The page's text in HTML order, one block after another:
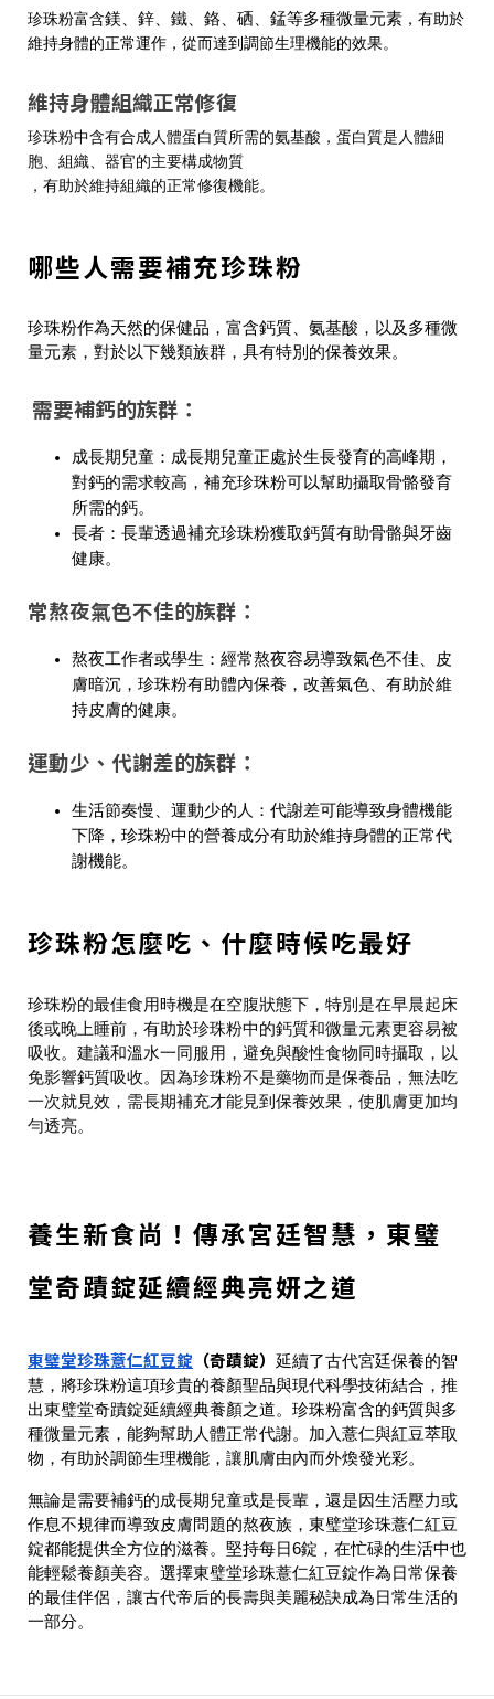
珍珠粉富含鎂、鋅、鐵、鉻、硒、錳等多種微量元素 ，有助於
維持身體的正常運作，從而達到調節生理機能的效果。
維持身體組織正常修復
珍珠粉中含有合成人體蛋白質所需的氨基酸，蛋白質是人體細
胞、組織、器官的主要構成物質
，有助於維持組織的正常修復機能。
哪些人需要補充珍珠粉
珍珠粉作為天然的保健品，富含鈣質、氨基酸，以及多種微
量元素，對於以下幾類族群，具有特別的保養效果。
需要補鈣的族群：
成長期兒童：成長期兒童正處於生長發育的高峰期，
對鈣的需求較高，補充珍珠粉可以幫助攝取骨骼發育
所需的鈣。
長者：長輩透過補充珍珠粉獲取鈣質有助骨骼與牙齒
健康。
常熬夜氣色不佳的族群：
熬夜工作者或學生：經常熬夜容易導致氣色不佳、皮
膚暗沉，珍珠粉有助體內保養，改善氣色、有助於維
持皮膚的健康。
運動少、代謝差的族群：
生活節奏慢、運動少的人：代謝差可能導致身體機能
下降，珍珠粉中的營養成分有助於維持身體的正常代
謝機能。
珍珠粉怎麼吃、什麼時候吃最好
珍珠粉的最佳食用時機是在空腹狀態下，特別是在早晨起床
後或晚上睡前，有助於珍珠粉中的鈣質和微量元素更容易被
吸收。建議和溫水一同服用，避免與酸性食物同時攝取，以
免影響鈣質吸收。因為珍珠粉不是藥物而是保養品，無法吃
一次就見效，需長期補充才能見到保養效果，使肌膚更加均
勻透亮。
養生新食尚！傳承宮廷智慧，東璧
堂奇蹟錠延續經典亮妍之道
東璧堂珍珠薏仁紅豆錠 （奇蹟錠）
延續了古代宮廷保養的智
慧，將珍珠粉這項珍貴的養顏聖品與現代科學技術結合，推
出東璧堂奇蹟錠延續經典養顏之道。珍珠粉富含的鈣質與多
種微量元素，能夠幫助人體正常代謝。加入薏仁與紅豆萃取
物，有助於調節生理機能，讓肌膚由內而外煥發光彩。
無論是需要補鈣的成長期兒童或是長輩，還是因生活壓力或
作息不規律而導致皮膚問題的熬夜族，東璧堂珍珠薏仁紅豆
錠都能提供全方位的滋養。堅持每日6錠，在忙碌的生活中也
能輕鬆養顏美容。選擇東璧堂珍珠薏仁紅豆錠作為日常保養
的最佳伴侶，讓古代帝后的長壽與美麗秘訣成為日常生活的
一部分。